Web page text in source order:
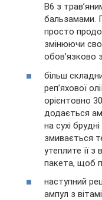
B6 з
бальзамами.
просто
змінюючи
обов’язково
більш
реп’яхової
орієнтовно
додається
на сухі
змивається
утеплите її
пакета, щоб
наступний
ампул з